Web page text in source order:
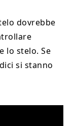
dovrebbe
lo stelo. Se
si stanno